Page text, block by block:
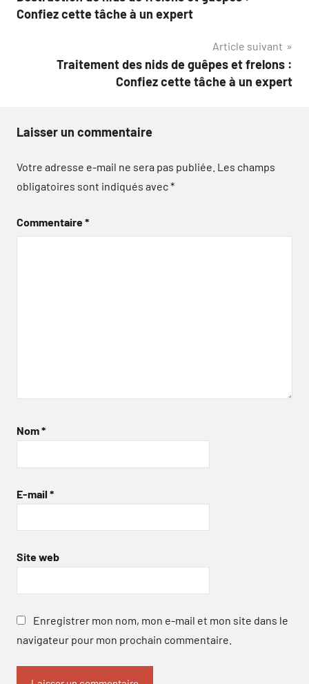
de
Confiez cette tâche à un expert
Article suivant
Traitement des nids de guêpes et frelons :
Confiez cette tâche à un expert
Laisser un commentaire
Votre adresse e-mail ne sera pas publiée. Les champs
obligatoires sont indiqués avec*
Commentaire*
Nom*
E-mail *
Site web
Enregistrer mon nom, mon e-mail et mon site dans le
navigateur pour mon prochain commentaire.